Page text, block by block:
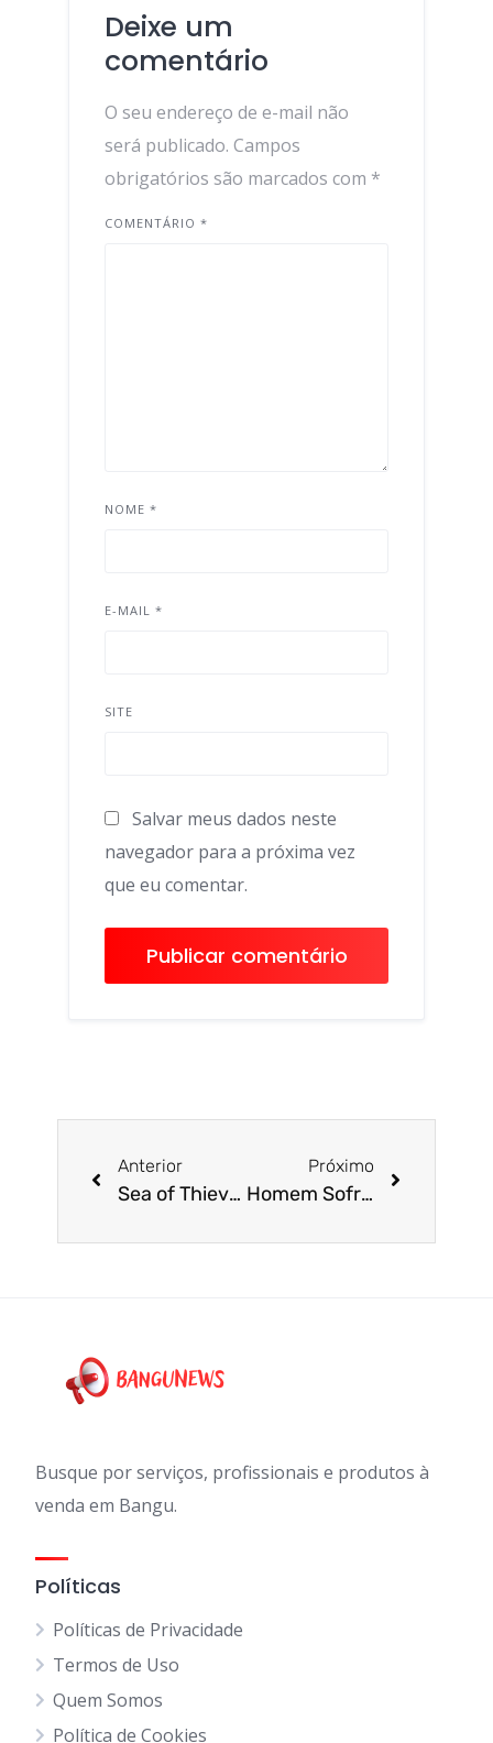
Deixe um
comentário
O seu endereço de e-mail não
será publicado. Campos
obrigatórios são marcados com *
COMENTÁRIO *
NOME *
E-MAIL *
SITE
Salvar meus dados neste
navegador para a próxima vez
que eu comentar.
Anterior
Sea of Thieves para PS5 e mais: os lançamentos de jogos na semana (28/04)
Próximo
Homem Sofre Acidente Grave ao Salvar Cachorro em Parque de Diversões
Busque por serviços, profissionais e produtos à
venda em Bangu.
Políticas
Políticas de Privacidade
Termos de Uso
Quem Somos
Política de Cookies